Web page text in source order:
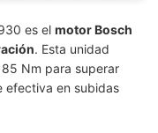
es el motor Bosch
. Esta unidad
Nm para superar
efectiva en subidas